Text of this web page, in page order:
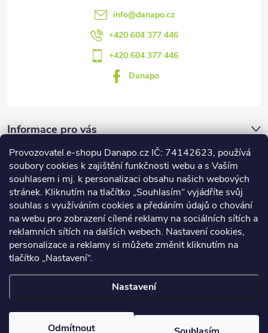
Provozovatel e-shopu Danapo.cz IČ: 74142623, používá
soubory cookies k zajištění funkčnosti webu a s Vaším
souhlasem i mj. k personalizaci obsahu našich webových
stránek. Kliknutím na tlačítko „Souhlasím“ vyjádříte svůj
souhlas s využíváním cookies a předáním údajů o chování
na webu pro zobrazení cílené reklamy na sociálních sítích a
reklamních sítích na dalších webech. Nastavení cookies,
personalizace a reklamy si můžete změnit kliknutím na
tlačítko „Nastavení“.
Nastavení
Odmítnout
info@danapo.cz
+420 604 377 446
+420 604 377 446
Danapo
Informace pro vás
Dotazník
Co upřednosťnujete?
Počet hlasů:437
Facebook
Upravit nastavení cookies